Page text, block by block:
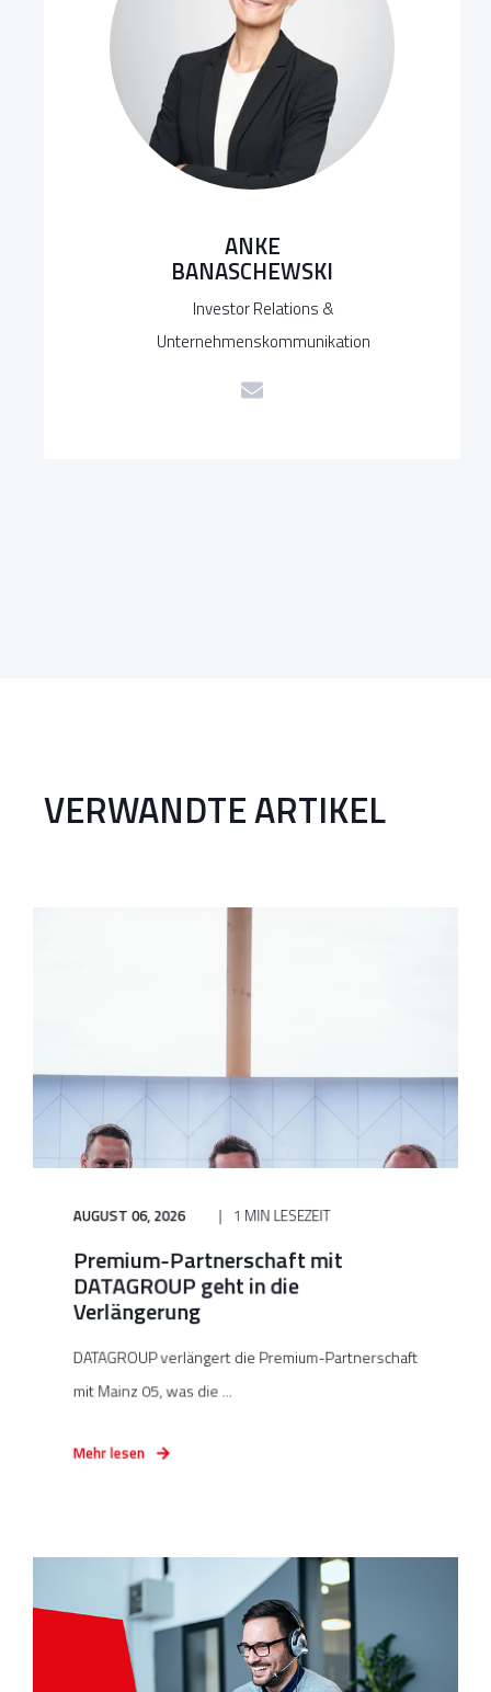
ANKE
BANASCHEWSKI
Investor Relations &
Unternehmenskommunikation
VERWANDTE ARTIKEL
AUGUST 06, 2026 1 MIN LESEZEIT
Premium-Partnerschaft mit
DATAGROUP geht in die
Verlängerung
DATAGROUP verlängert die Premium-Partnerschaft
mit Mainz 05, was die ...
Mehr lesen